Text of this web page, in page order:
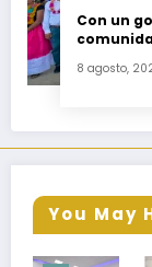
Con un
Tenango
8 agosto,
You May